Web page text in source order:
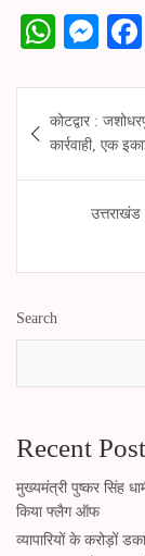
W
ts
A
pp
M
se
ng
er
navigation
कोटद्वार :
कार्रवाही, एक
उत्तराखंड
Search
Recent
मुख्यमंत्री पुष्कर सिंह
किया फ्लैग ऑफ
व्यापारियों के करोड़ों